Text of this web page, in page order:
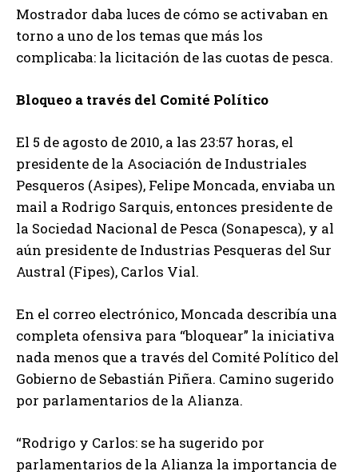
Mostrador daba luces de cómo se activaban en
torno a uno de los temas que más los
complicaba: la licitación de las cuotas de pesca.
Bloqueo a través del Comité Político
El 5 de agosto de 2010, a las 23:57 horas, el
presidente de la Asociación de Industriales
Pesqueros (Asipes), Felipe Moncada, enviaba un
mail a Rodrigo Sarquis, entonces presidente de
la Sociedad Nacional de Pesca (Sonapesca), y al
aún presidente de Industrias Pesqueras del Sur
Austral (Fipes), Carlos Vial.
En el correo electrónico, Moncada describía una
completa ofensiva para “bloquear” la iniciativa
nada menos que a través del Comité Político del
Gobierno de Sebastián Piñera. Camino sugerido
por parlamentarios de la Alianza.
“Rodrigo y Carlos: se ha sugerido por
parlamentarios de la Alianza la importancia de